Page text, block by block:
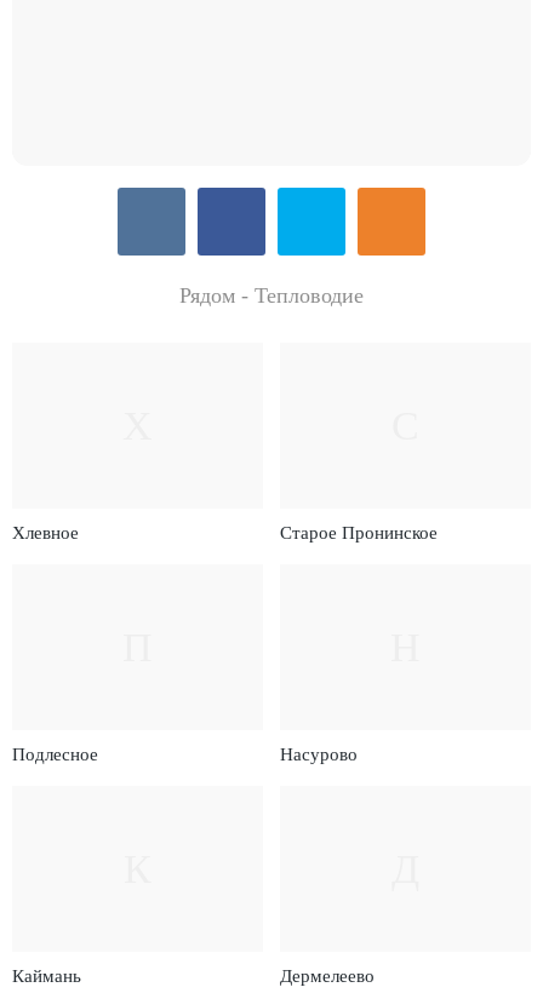
Рядом - Тепловодие
Хлевное Старое Пронинское
Подлесное Насурово
Каймань Дермелеево